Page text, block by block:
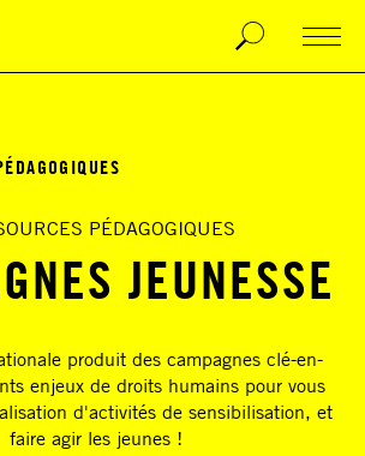
PÉDAGOGIQUES
JEUNESSE
produit des campagnes clé-en-
enjeux de droits humains pour vous
d'activités de sensibilisation, et
faire agir les jeunes !